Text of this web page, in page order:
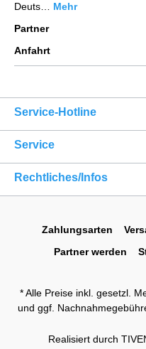
Deuts… Mehr
Partner
Anfahrt
Service-Hotline
Service
Rechtliches/Infos
Zahlungsarten
Partner werden
* Alle Preise inkl. gesetzl.
und ggf.
Realisiert durch